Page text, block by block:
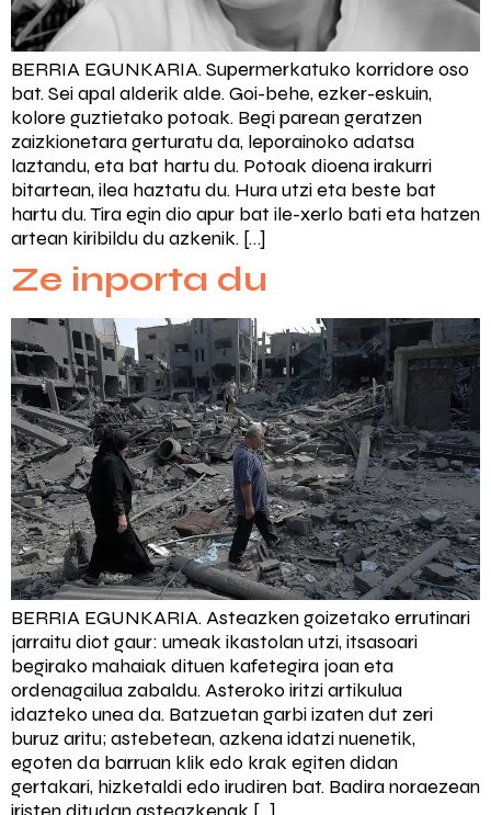
BERRIA EGUNKARIA. Supermerkatuko korridore oso
bat. Sei apal alderik alde. Goi-behe, ezker-eskuin,
kolore guztietako potoak. Begi parean geratzen
zaizkionetara gerturatu da, leporainoko adatsa
laztandu, eta bat hartu du. Potoak dioena irakurri
bitartean, ilea haztatu du. Hura utzi eta beste bat
hartu du. Tira egin dio apur bat ile-xerlo bati eta hatzen
artean kiribildu du azkenik. […]
Ze inporta du
BERRIA EGUNKARIA. Asteazken goizetako errutinari
jarraitu diot gaur: umeak ikastolan utzi, itsasoari
begirako mahaiak dituen kafetegira joan eta
ordenagailua zabaldu. Asteroko iritzi artikulua
idazteko unea da. Batzuetan garbi izaten dut zeri
buruz aritu; astebetean, azkena idatzi nuenetik,
egoten da barruan klik edo krak egiten didan
gertakari, hizketaldi edo irudiren bat. Badira noraezean